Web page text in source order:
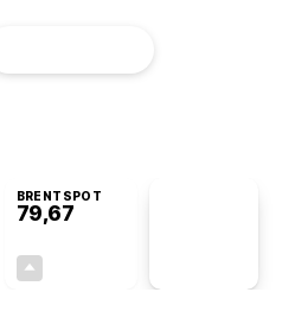
BRENTSPOT
79,67